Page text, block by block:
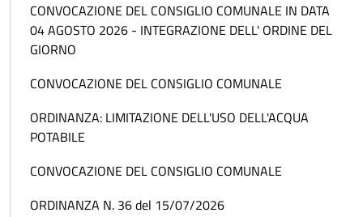
CONVOCAZIONE DEL CONSIGLIO COMUNALE IN DATA
04 AGOSTO 2026 - INTEGRAZIONE DELL' ORDINE DEL
GIORNO
CONVOCAZIONE DEL CONSIGLIO COMUNALE
ORDINANZA: LIMITAZIONE DELL'USO DELL'ACQUA
POTABILE
CONVOCAZIONE DEL CONSIGLIO COMUNALE
ORDINANZA N. 36 del 15/07/2026